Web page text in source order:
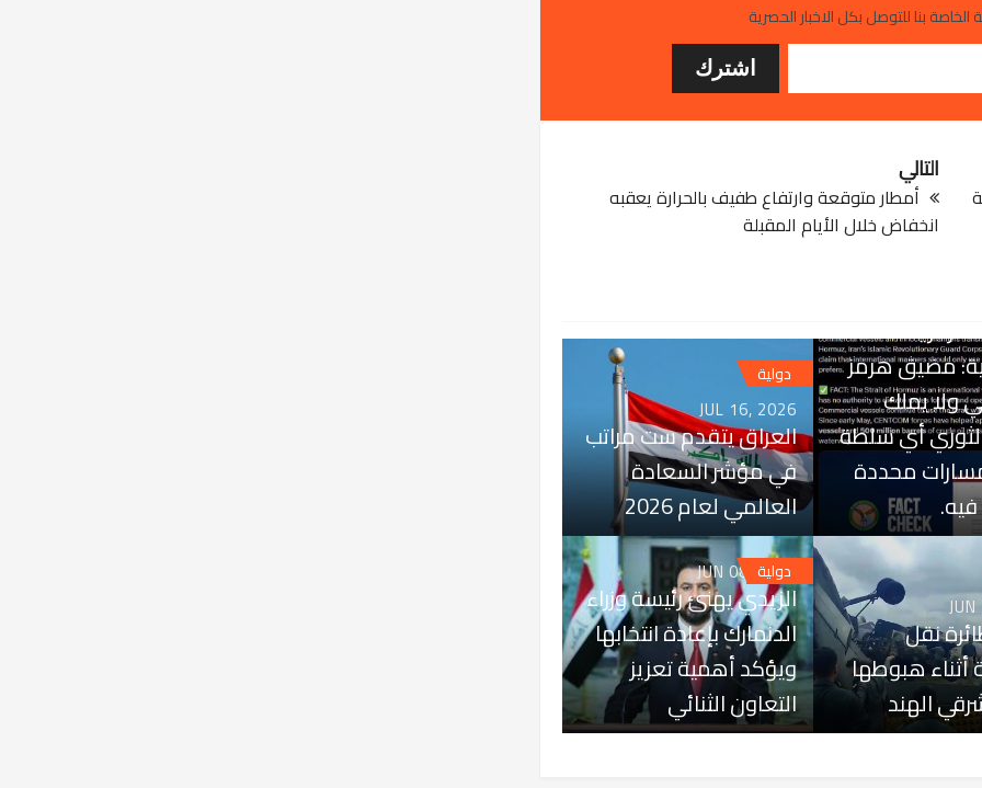
الخاصة بنا للتوصل بكل الاخبار الحصرية
التالي
أمطار متوقعة وارتفاع طفيف بالحرارة يعقبه
انخفاض خلال الأيام المقبلة
مضيق هرمز
ولا يملك
أي سلطة
محددة
دولية
JUL 16, 2026
العراق يتقدم ست مراتب
في مؤشر السعادة
العالمي لعام 2026
نقل
هبوطها
الهند
دولية
JUN 08, 2026
الزيدي يهنئ رئيسة وزراء
الدنمارك بإعادة انتخابها
ويؤكد أهمية تعزيز
التعاون الثنائي